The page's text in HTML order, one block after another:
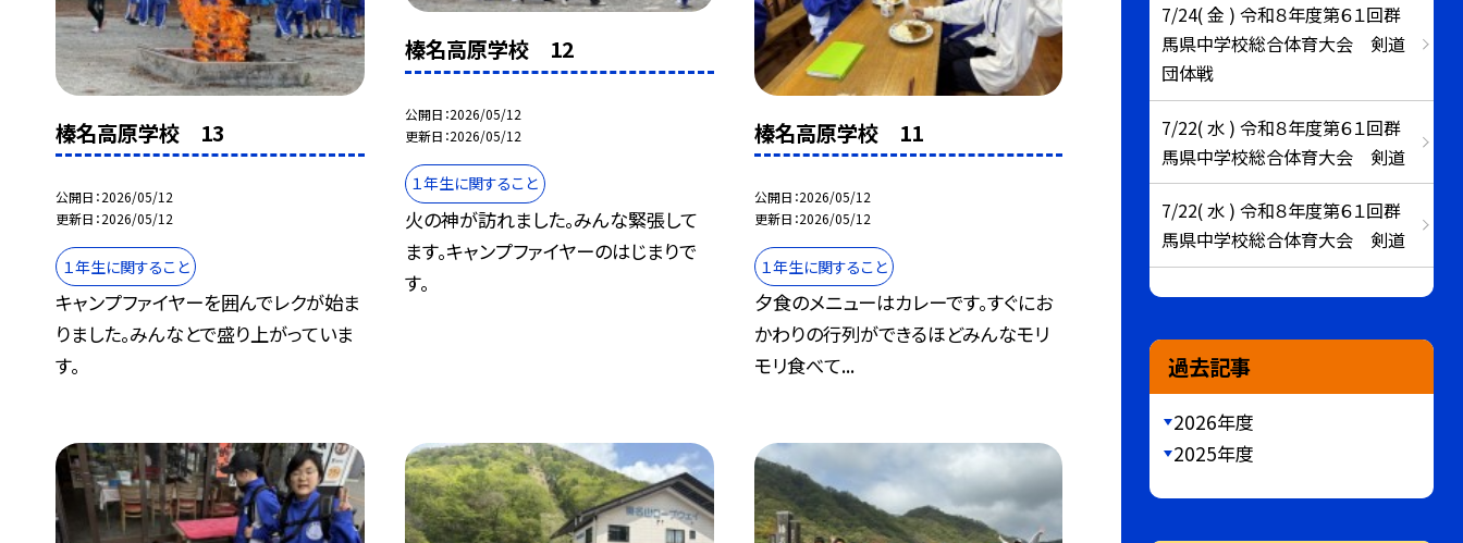
榛名高原学校 13
公開日 2026/05/12
更新日 2026/05/12
１年生に関すること
キャンプファイヤーを囲んでレクが始ま
りました。みんなとで盛り上がっていま
す。
榛名高原学校 12
公開日 2026/05/12
更新日 2026/05/12
１年生に関すること
火の神が訪れました。みんな緊張して
ます。キャンプファイヤーのはじまりで
す。
榛名高原学校 11
公開日 2026/05/12
更新日 2026/05/12
１年生に関すること
夕食のメニューはカレーです。すぐにお
かわりの行列ができるほどみんなモリ
モリ食べて...
7/24( 金 ) 令和８年度第６１回群
馬県中学校総合体育大会 剣道
団体戦
7/22( 水 ) 令和８年度第６１回群
馬県中学校総合体育大会 剣道
7/22( 水 ) 令和８年度第６１回群
馬県中学校総合体育大会 剣道
過去記事
2026年度
2025年度